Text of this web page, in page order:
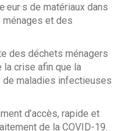
de matériaux dans
et des
des déchets ménagers
la crise afin que la
de maladies infectieuses
d’accès, rapide et
de la COVID-19.